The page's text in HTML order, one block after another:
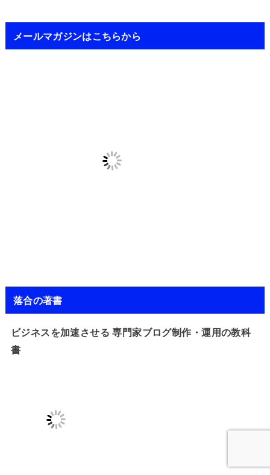
メールマガジンはこちらから
落合の著書
ビジネスを加速させる 専門家ブログ制作・運用の教科
書